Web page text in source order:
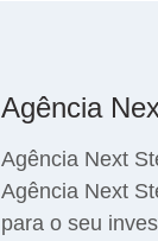
Agência
Agência Next
Agência Next
para o seu